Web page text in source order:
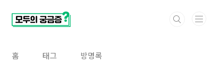
홈 태그 방명록